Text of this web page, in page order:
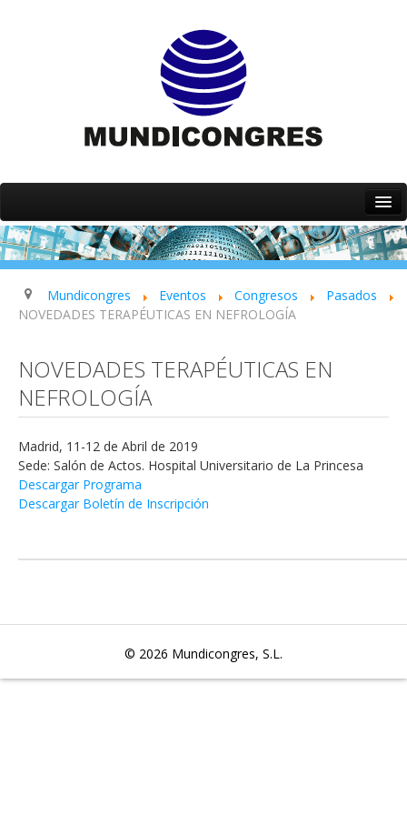
Inicio
Quiénes somos
Servicios
Contacto
Mundicongres Eventos Congresos
Pasados
NOVEDADES TERAPÉUTICAS EN NEFROLOGÍA
NOVEDADES TERAPÉUTICAS EN
NEFROLOGÍA
Madrid, 11-12 de Abril de 2019
Sede: Salón de Actos. Hospital Universitario de La Princesa
Descargar Programa
Descargar Boletín de Inscripción
© 2026 Mundicongres, S.L.